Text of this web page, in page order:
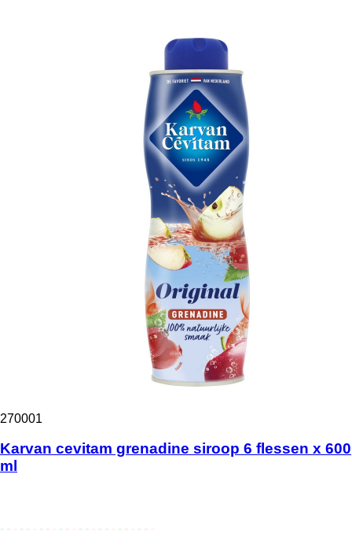
270001
Karvan cevitam grenadine siroop 6 flessen x 600
ml